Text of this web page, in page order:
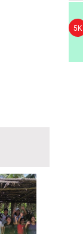
5K